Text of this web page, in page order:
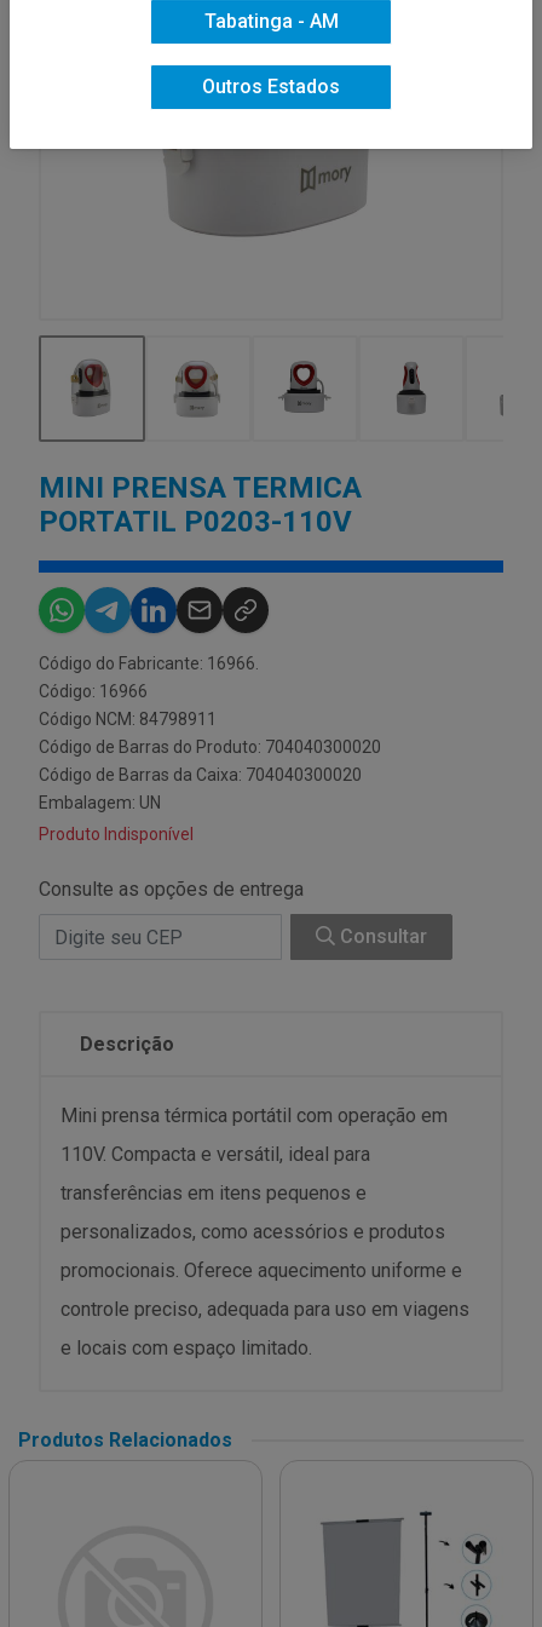
MINI PRENSA TERMICA
PORTATIL P0203-110V
Código do Fabricante: 16966.
Código: 16966
Código NCM: 84798911
Código de Barras do Produto: 704040300020
Código de Barras da Caixa: 704040300020
Embalagem: UN
Produto Indisponível
Consulte as opções de entrega
Consultar
Descrição
Mini prensa térmica portátil com operação em
110V. Compacta e versátil, ideal para
transferências em itens pequenos e
personalizados, como acessórios e produtos
promocionais. Oferece aquecimento uniforme e
controle preciso, adequada para uso em viagens
e locais com espaço limitado.
Produtos Relacionados
Tabatinga - AM
Outros Estados